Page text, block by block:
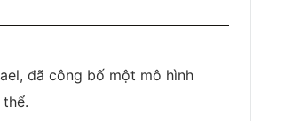
đã công bố một mô hình